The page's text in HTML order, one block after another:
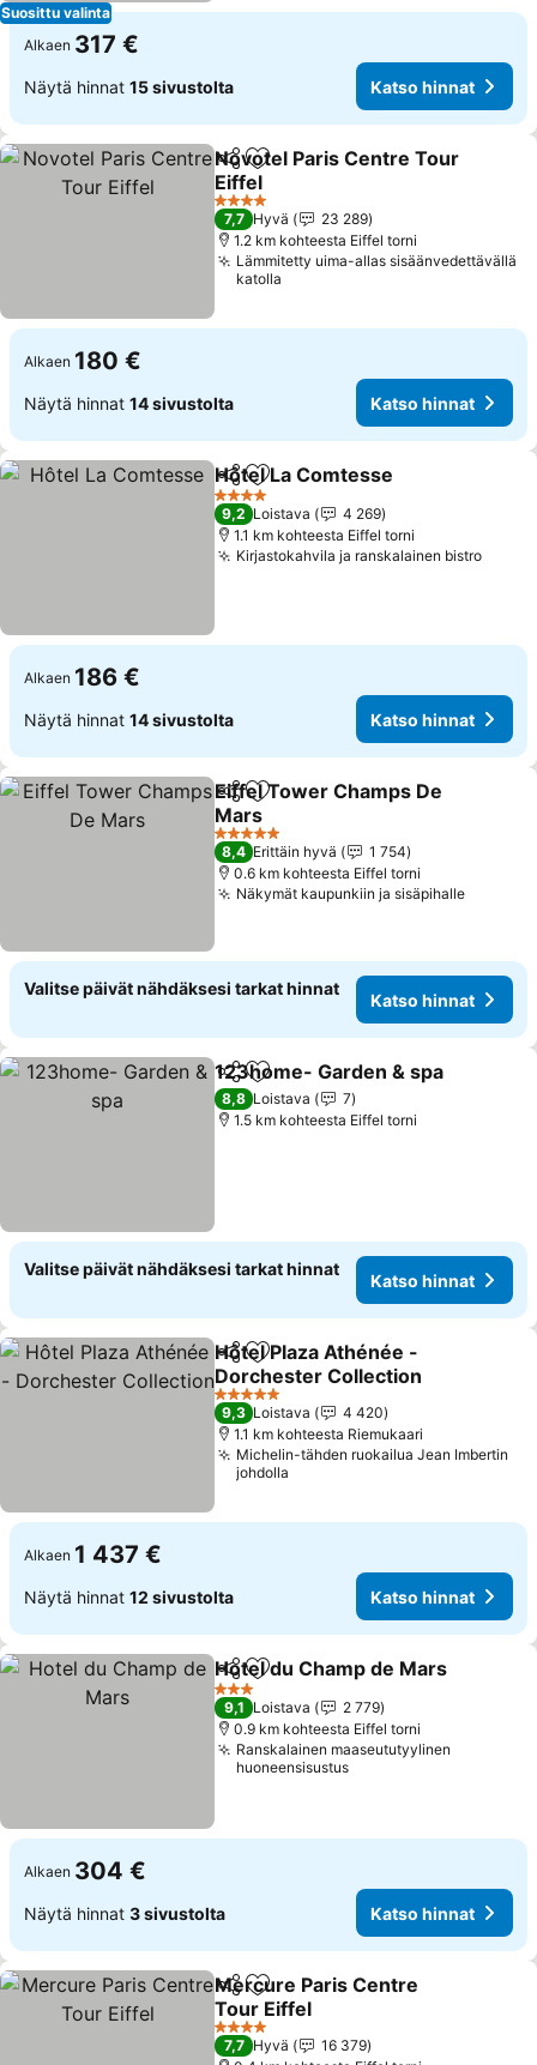
Suosittu valinta
Alkaen 317 €
Näytä hinnat 15 sivustolta Katso hinnat
Jaa Lisää suosikkeihin
Novotel Paris Centre Tour
Eiffel
4 Tähtiluokitus
7,7 Hyvä
23 289
1.2 km kohteesta Eiffel torni
Lämmitetty uima-allas sisäänvedettävällä
katolla
Alkaen 180 €
Näytä hinnat 14 sivustolta Katso hinnat
Jaa Lisää suosikkeihin
Hôtel La Comtesse
4 Tähtiluokitus
9,2 Loistava
4 269
1.1 km kohteesta Eiffel torni
Kirjastokahvila ja ranskalainen bistro
Alkaen 186 €
Näytä hinnat 14 sivustolta Katso hinnat
Jaa Lisää suosikkeihin
Eiffel Tower Champs De
Mars
5 Tähtiluokitus
8,4 Erittäin hyvä
1 754
0.6 km kohteesta Eiffel torni
Näkymät kaupunkiin ja sisäpihalle
Valitse päivät nähdäksesi tarkat hinnat
Katso hinnat
Jaa Lisää suosikkeihin
123home- Garden & spa
8,8 Loistava
7
1.5 km kohteesta Eiffel torni
Valitse päivät nähdäksesi tarkat hinnat
Katso hinnat
Jaa Lisää suosikkeihin
Hôtel Plaza Athénée -
Dorchester Collection
5 Tähtiluokitus
9,3 Loistava
4 420
1.1 km kohteesta Riemukaari
Michelin-tähden ruokailua Jean Imbertin
johdolla
Alkaen 1 437 €
Näytä hinnat 12 sivustolta Katso hinnat
Jaa Lisää suosikkeihin
Hotel du Champ de Mars
3 Tähtiluokitus
9,1 Loistava
2 779
0.9 km kohteesta Eiffel torni
Ranskalainen maaseututyylinen
huoneensisustus
Alkaen 304 €
Näytä hinnat 3 sivustolta Katso hinnat
Jaa Lisää suosikkeihin
Mercure Paris Centre
Tour Eiffel
4 Tähtiluokitus
7,7 Hyvä
16 379